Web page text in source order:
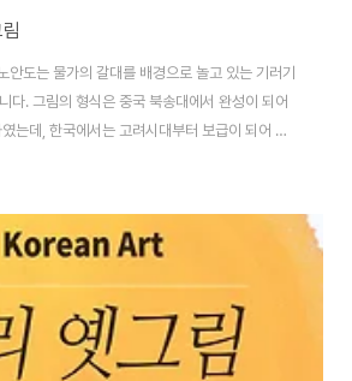
도는 물가의 갈대를 배경으로 놀고 있는 기러기
다. 그림의 형식은 중국 북송대에서 완성이 되어
는데, 한국에서는 고려시대부터 보급이 되어 이
있습니다. 조선 중기 이후에는 크게 유행해 근대
의 형태와 특징을 보면 상, 하 대칭구도로 그려진
폭을 절단하듯이 중앙을 가로지른 갈대를 사이에
에서 반기는 듯이 바라보는 기러기를 그렸습니
칼칼하게 쓴 제시는 수묵만으로 담백하게 그린 화
사람들을 지..